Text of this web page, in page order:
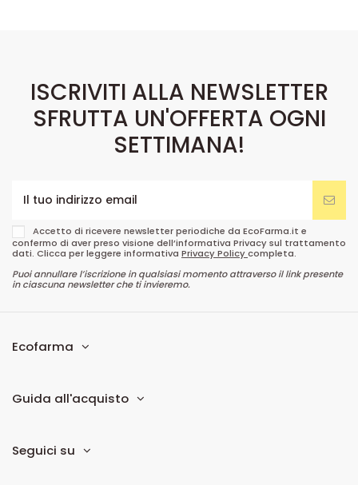
ISCRIVITI ALLA NEWSLETTER
SFRUTTA UN'OFFERTA OGNI
SETTIMANA!
Accetto di ricevere newsletter periodiche da EcoFarma.it e
confermo di aver preso visione dell’informativa Privacy sul trattamento
dati. Clicca per leggere informativa Privacy Policycompleta.
Puoi annullare l’iscrizione in qualsiasi momento attraverso il link presente
in ciascuna newsletter che ti invieremo.
Ecofarma
Guida all'acquisto
Seguici su